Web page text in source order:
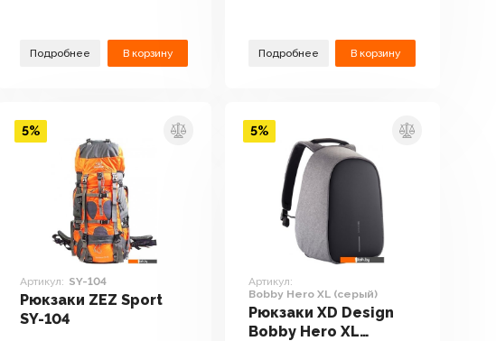
Подробнее В корзину Подробнее В корзину
Артикул: SY-104
Рюкзаки ZEZ Sport
SY-104
5%
Артикул:
Bobby Hero XL (серый)
Рюкзаки XD Design
Bobby Hero XL
5%